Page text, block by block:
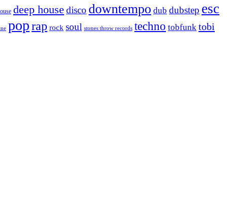
deep house disco downtempo dub dubstep esc
poprap rock soul stones throw records techno tobfunk tobi